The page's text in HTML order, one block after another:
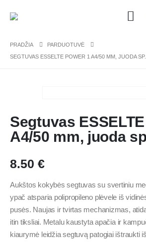
PRADŽIA
PARDUOTUVĖ
SEGTUVAS ESSELTE POWER 1 A4/50 MM, JUODA SP.
Segtuvas
A4/50 mm, juoda
8.50 €
Aukštos kokybės segtuvas su svertiniu
ypač atsparia polipropileno plėvele iš
pusės. Naujas ir tvirtas mechanizmas,
itin tiksliai. Metalu kaustyta apačia ir
kiaurymė leidžia segtuvą patogiai ištraukti